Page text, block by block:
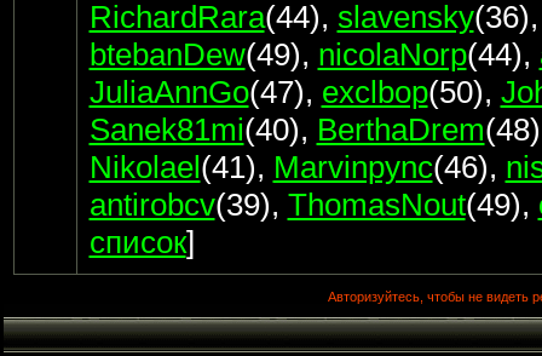
RichardRara(44), slavensky(36)
btebanDew(49), nicolaNorp(44),
JuliaAnnGo(47), exclbop(50),
Sanek81mi(40), BerthaDrem(48)
Nikolael(41), Marvinpync(46),
antirobcv(39), ThomasNout(49),
список]
Авторизуйтесь, чтобы не видеть